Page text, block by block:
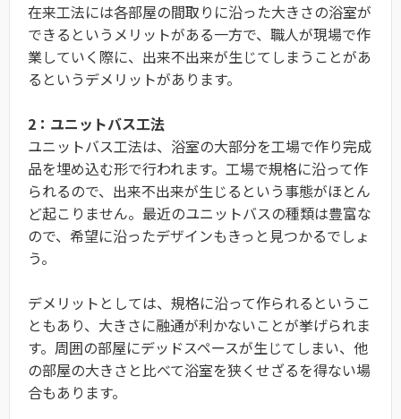
在来工法には各部屋の間取りに沿った大きさの浴室が
できるというメリットがある一方で、職人が現場で作
業していく際に、出来不出来が生じてしまうことがあ
るというデメリットがあります。
2：ユニットバス工法
ユニットバス工法は、浴室の大部分を工場で作り完成
品を埋め込む形で行われます。工場で規格に沿って作
られるので、出来不出来が生じるという事態がほとん
ど起こりません。最近のユニットバスの種類は豊富な
ので、希望に沿ったデザインもきっと見つかるでしょ
う。
デメリットとしては、規格に沿って作られるというこ
ともあり、大きさに融通が利かないことが挙げられま
す。周囲の部屋にデッドスペースが生じてしまい、他
の部屋の大きさと比べて浴室を狭くせざるを得ない場
合もあります。